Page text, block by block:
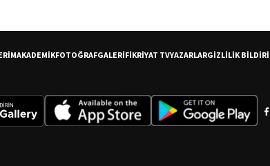
AKADEMİKFOTOĞRAFGALERİFİKRİYAT TVYAZARLARGİZLİLİK